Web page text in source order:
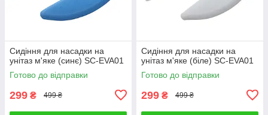
Сидіння для насадки на
унітаз м'яке (синє) SC-EVA01
Готово до відправки
299 ₴ 499 ₴
Сидіння для насадки на
унітаз м'яке (біле) SC-EVA01
Готово до відправки
299 ₴ 499 ₴